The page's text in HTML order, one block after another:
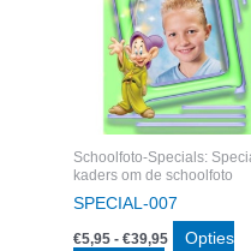
Schoolfoto-Specials:
kaders om de schoolfoto
SPECIAL-007
€5,95 - €39,95 Prijsklasse:
Opties